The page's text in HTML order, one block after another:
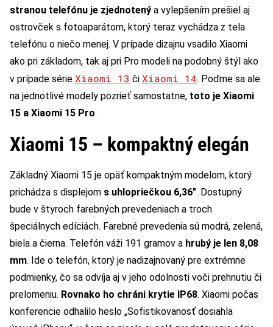
stranou telefónu je zjednotený a vylepšením prešiel aj
ostrovček s fotoaparátom, ktorý teraz vychádza z tela
telefónu o niečo menej. V prípade dizajnu vsadilo Xiaomi
ako pri základom, tak aj pri Pro modeli na podobný štýl ako
v prípade série Xiaomi 13 či Xiaomi 14. Poďme sa ale
na jednotlivé modely pozrieť samostatne, toto je Xiaomi
15 a Xiaomi 15 Pro.
Xiaomi 15 – kompaktný elegán
Základný Xiaomi 15 je opäť kompaktným modelom, ktorý
prichádza s displejom s uhlopriečkou 6,36″. Dostupný
bude v štyroch farebných prevedeniach a troch
špeciálnych edíciách. Farebné prevedenia sú modrá, zelená,
biela a čierna. Telefón váži 191 gramov a hrubý je len 8,08
mm. Ide o telefón, ktorý je nadizajnovaný pre extrémne
podmienky, čo sa odvíja aj v jeho odolnosti voči prehnutiu či
prelomeniu. Rovnako ho chráni krytie IP68. Xiaomi počas
konferencie odhalilo heslo „Sofistikovanosť dosiahla